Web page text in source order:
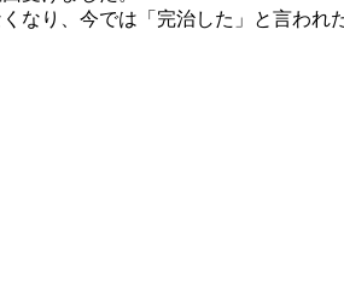
なり、今では「完治した」と言われ